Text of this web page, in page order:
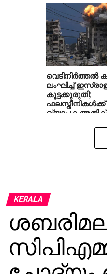
വെടിനിര്‍ത്തല്‍
ലംഘിച്ച്
കൂട്ടക്കുരുതി;
വ്യാപക
KERALA